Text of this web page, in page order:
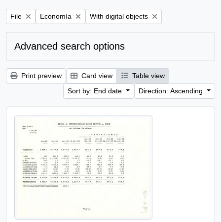
Remove filter:
File Remove filter:
Economía Remove filter:
With digital objects
Advanced search options
Print preview Card view
Table view
Sort by: End date
Direction: Ascending